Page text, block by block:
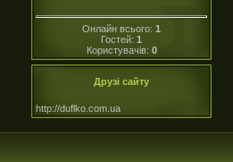
Онлайн всього: 1
Гостей: 1
Користувачів: 0
Друзі сайту
http://duflko.com.ua